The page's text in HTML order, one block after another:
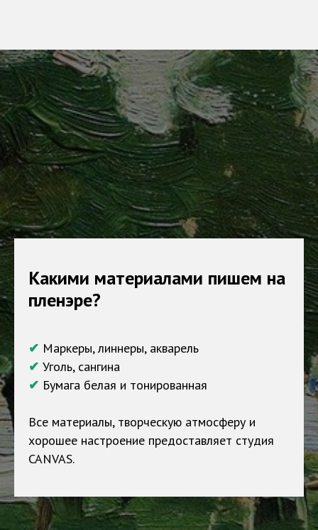
Какими материалами пишем на
пленэре?
✔ Маркеры, линнеры, акварель
✔ Уголь, сангина
✔ Бумага белая и тонированная
Все материалы, творческую атмосферу и
хорошее настроение предоставляет студия
CANVAS.